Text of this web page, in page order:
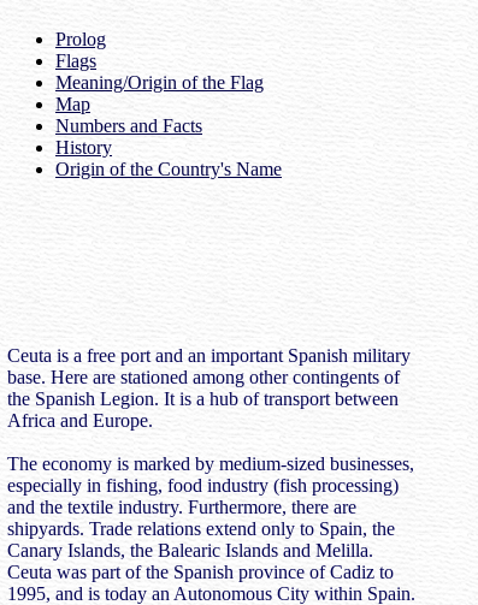
Prolog
Flags
Meaning/Origin of the Flag
Map
Numbers and Facts
History
Origin of the Country's Name
Ceuta is a free port and an important Spanish military
base. Here are stationed among other contingents of
the Spanish Legion. It is a hub of transport between
Africa and Europe.
The economy is marked by medium-sized businesses,
especially in fishing, food industry (fish processing)
and the textile industry. Furthermore, there are
shipyards. Trade relations extend only to Spain, the
Canary Islands, the Balearic Islands and Melilla.
Ceuta was part of the Spanish province of Cadiz to
1995, and is today an Autonomous City within Spain.